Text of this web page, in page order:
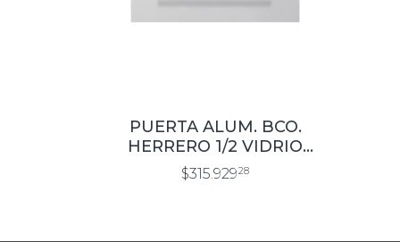
PUERTA ALUM. BCO.
HERRERO 1/2 VIDRIO
0.80×2.00
$315.92928